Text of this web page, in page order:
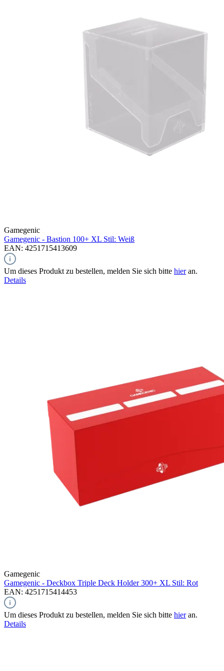
Gamegenic
Gamegenic - Bastion 100+ XL Stil: Weiß
EAN: 4251715413609
Um dieses Produkt zu bestellen, melden Sie sich bitte hieran.
Details
Gamegenic
Gamegenic - Deckbox Triple Deck Holder 300+ XL Stil: Rot
EAN: 4251715414453
Um dieses Produkt zu bestellen, melden Sie sich bitte hieran.
Details